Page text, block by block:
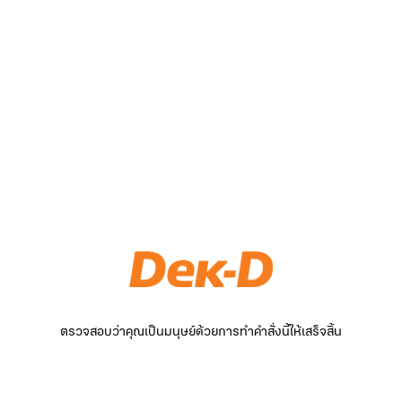
ตรวจสอบว่าคุณเป็นมนุษย์ด้วยการทำคำสั่งนี้ให้เสร็จสิ้น